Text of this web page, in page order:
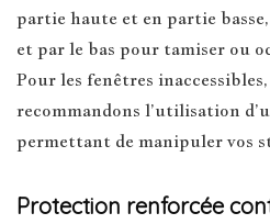
partie haute et en partie
et par le bas pour tamiser ou
Pour les fenêtres
recommandons l’utilisation
permettant de manipuler vos
Protection renforcée